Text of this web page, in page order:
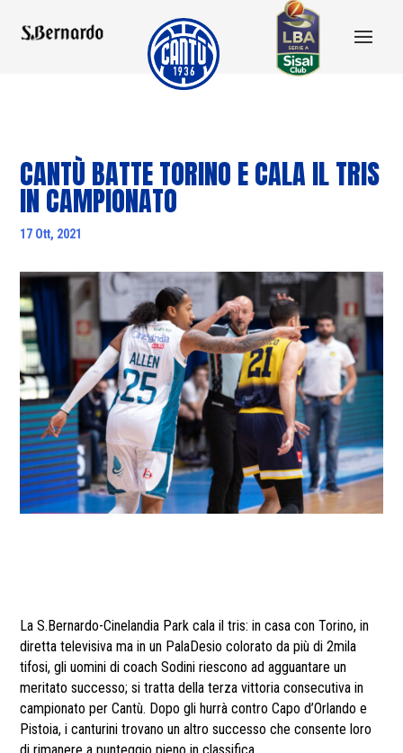
CANTÙ BATTE TORINO E CALA IL TRIS
IN CAMPIONATO
17 Ott, 2021
La S.Bernardo-Cinelandia Park cala il tris: in casa con Torino, in
diretta televisiva ma in un PalaDesio colorato da più di 2mila
tifosi, gli uomini di coach Sodini riescono ad agguantare un
meritato successo; si tratta della terza vittoria consecutiva in
campionato per Cantù. Dopo gli hurrà contro Capo d’Orlando e
Pistoia, i canturini trovano un altro successo che consente loro